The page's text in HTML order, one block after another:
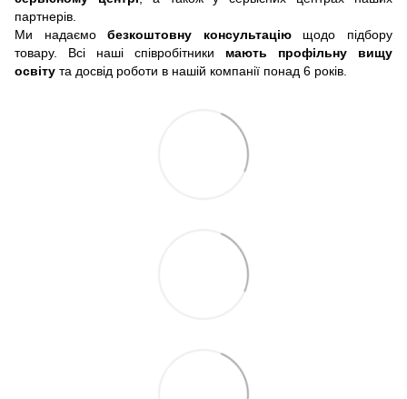
партнерів.
Ми надаємобезкоштовну консультаціющодо підбору
товару. Всі наші співробітники мають профільну вищу
освіту та досвід роботи в нашій компанії понад 6 років.